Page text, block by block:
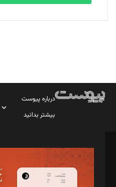
درباره پیوست
بیشتر بدانید
مدیر مسئول: محمدباقر اثنی‌عشری
سردبیر: مهرک محمودی
دبیر تحریریه: میثم قاسمی